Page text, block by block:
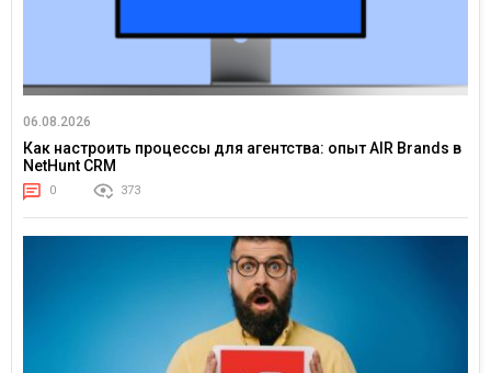
06.08.2026
Как настроить процессы для агентства: опыт AIR Brands в
NetHunt CRM
0 373